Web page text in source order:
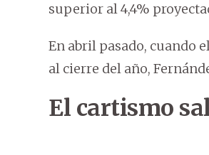
superior al 4,4%
En abril pasado, cuando
al cierre del año,
El cartismo